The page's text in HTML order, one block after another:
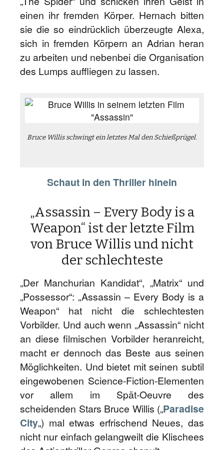
einen ihr fremden Körper. Hernach bitten
sie die so eindrücklich überzeugte Alexa,
sich in fremden Körpern an Adrian heran
zu arbeiten und nebenbei die Organisation
des Lumps auffliegen zu lassen.
Bruce Willis schwingt ein letztes Mal den Schießprügel.
Schaut in den Thriller hinein
„Assassin – Every Body is a
Weapon“ ist der letzte Film
von Bruce Willis und nicht
der schlechteste
„Der Manchurian Kandidat“, „Matrix“ und
„Possessor“: „Assassin – Every Body is a
Weapon“ hat nicht die schlechtesten
Vorbilder. Und auch wenn „Assassin“ nicht
an diese filmischen Vorbilder heranreicht,
macht er dennoch das Beste aus seinen
Möglichkeiten. Und bietet mit seinen subtil
eingewobenen Science-Fiction-Elementen
vor allem im Spät-Oeuvre des
scheidenden Stars Bruce Willis („Paradise
City„) mal etwas erfrischend Neues, das
nicht nur einfach gelangweilt die Klischees